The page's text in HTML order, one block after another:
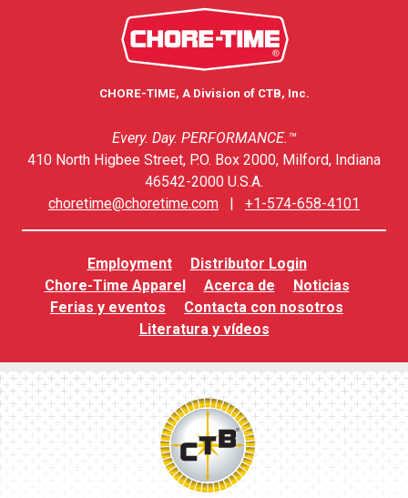
CHORE-TIME, A Division of CTB, Inc.
Every. Day. PERFORMANCE.™
410 North Higbee Street, P.O. Box 2000, Milford, Indiana
46542-2000 U.S.A.
choretime@choretime.com | +1-574-658-4101
Employment
Distributor Login
Chore-Time Apparel
Acerca de
Noticias
Ferias y eventos
Contacta con nosotros
Literatura y vídeos